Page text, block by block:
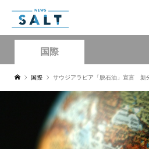
国際
国際 サウジアラビア「脱石油」宣言 新